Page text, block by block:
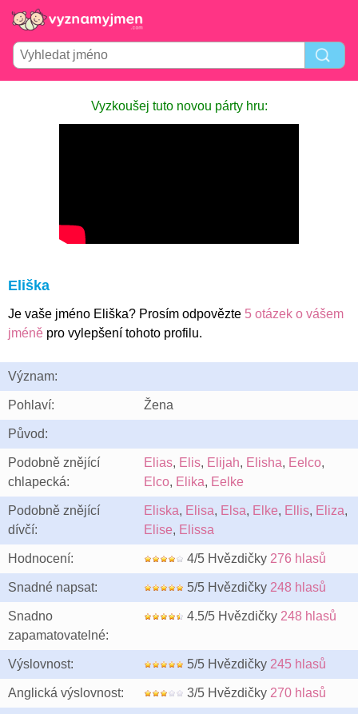
Vyzkoušej tuto novou párty hru:
Eliška
Je vaše jméno Eliška? Prosím odpovězte 5 otázek o vášem
jméně pro vylepšení tohoto profilu.
Význam:
Pohlaví: Žena
Původ:
Podobně znějící
chlapecká:
Elias, Elis, Elijah, Elisha, Eelco,
Elco, Elika, Eelke
Podobně znějící
dívčí:
Eliska, Elisa, Elsa, Elke, Ellis, Eliza,
Elise, Elissa
Hodnocení: 4/5 Hvězdičky 276 hlasů
Snadné napsat: 5/5 Hvězdičky 248 hlasů
Snadno
zapamatovatelné:
4.5/5 Hvězdičky 248 hlasů
Výslovnost: 5/5 Hvězdičky 245 hlasů
Anglická výslovnost: 3/5 Hvězdičky 270 hlasů